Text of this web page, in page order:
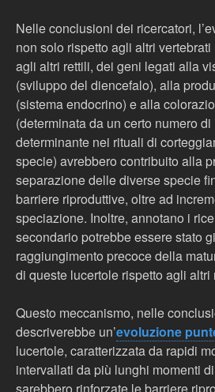
Nelle conclusioni dei ricercatori,
non solo rispetto agli altri
agli altri rettili, dei geni legati alla
(sviluppo del diencefalo), alla
(sistema endocrino) e alla
(determinata da un certo numero
determinante nei rituali di
specie) avrebbero contribuito alla
separazione delle diverse specie
barriere riproduttive, oltre ad
speciazione. Inoltre, annotano i
secondario potrebbe essere stato
raggiungimento precoce della
di queste lucertole rispetto agli altri
Questo meccanismo, nelle
descriverebbe un’evoluzione
lucertole, caratterizzata da rapidi
intervallati da più lunghi momenti